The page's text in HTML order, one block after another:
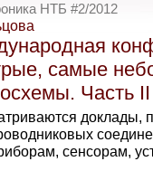
НТБ #2/2012
самые
Часть II
доклады,
сенсорам,